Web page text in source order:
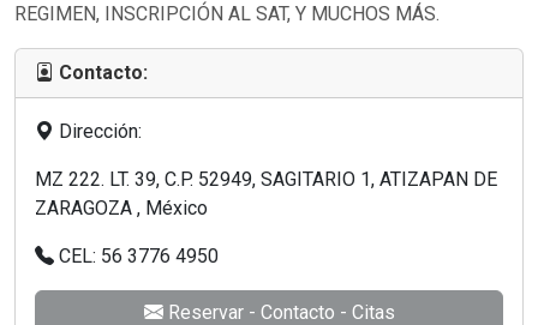
REGIMEN, INSCRIPCIÓN AL SAT, Y MUCHOS MÁS.
Contacto:
Dirección:
MZ 222. LT. 39, C.P. 52949, SAGITARIO 1, ATIZAPAN DE
ZARAGOZA , México
CEL: 56 3776 4950
Reservar - Contacto - Citas